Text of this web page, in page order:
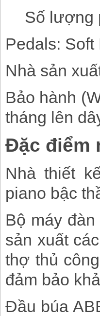
Số lượng
Pedals:
Nhà sản
Bảo hành
tháng lên
Đặc điểm
Nhà thiết
piano bậc
Bộ máy
sản xuất
thợ thủ
đảm bảo
Đầu búa